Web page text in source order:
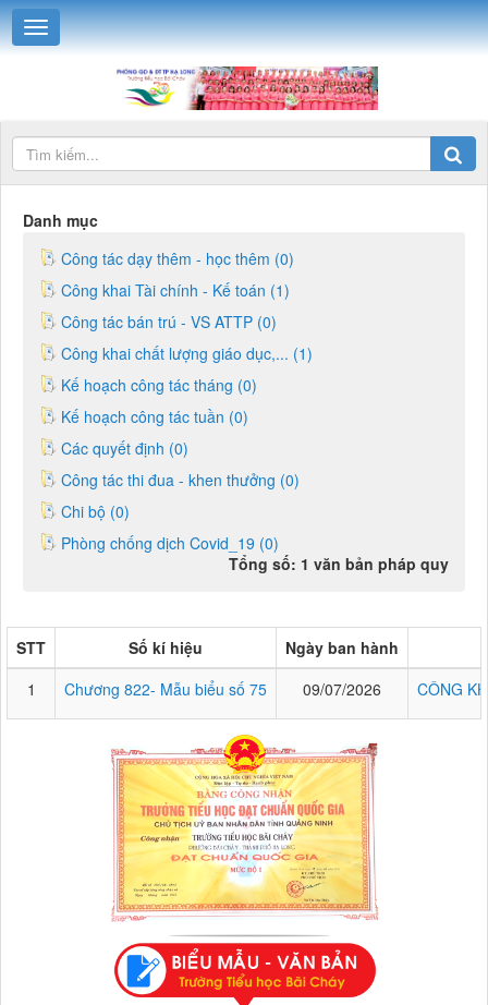
Danh mục
Công tác dạy thêm - học thêm (0)
Công khai Tài chính - Kế toán (1)
Công tác bán trú - VS ATTP (0)
Công khai chất lượng giáo dục,... (1)
Kế hoạch công tác tháng (0)
Kế hoạch công tác tuần (0)
Các quyết định (0)
Công tác thi đua - khen thưởng (0)
Chi bộ (0)
Phòng chống dịch Covid_19 (0)
Tổng số: 1 văn bản pháp quy
STT Số kí hiệu
Ngày ban hành
1
Chương 822- Mẫu biểu số 75 09/07/2026 CÔNG